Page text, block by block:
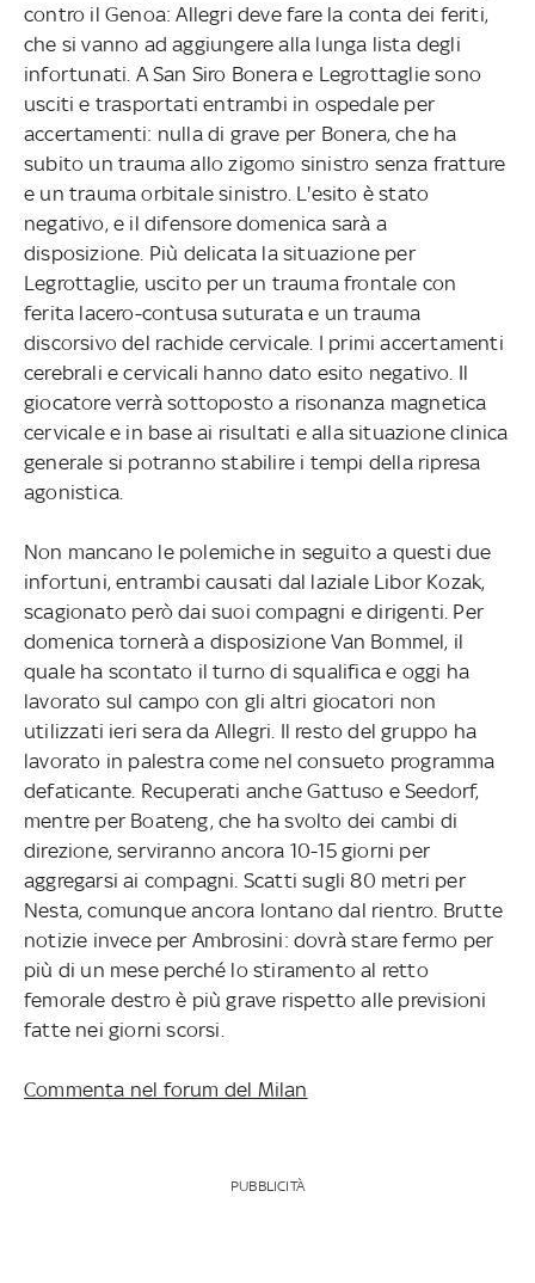
contro il Genoa: Allegri deve fare la conta dei feriti,
che si vanno ad aggiungere alla lunga lista degli
infortunati. A San Siro Bonera e Legrottaglie sono
usciti e trasportati entrambi in ospedale per
accertamenti: nulla di grave per Bonera, che ha
subito un trauma allo zigomo sinistro senza fratture
e un trauma orbitale sinistro. L'esito è stato
negativo, e il difensore domenica sarà a
disposizione. Più delicata la situazione per
Legrottaglie, uscito per un trauma frontale con
ferita lacero-contusa suturata e un trauma
discorsivo del rachide cervicale. I primi accertamenti
cerebrali e cervicali hanno dato esito negativo. Il
giocatore verrà sottoposto a risonanza magnetica
cervicale e in base ai risultati e alla situazione clinica
generale si potranno stabilire i tempi della ripresa
agonistica.
Non mancano le polemiche in seguito a questi due
infortuni, entrambi causati dal laziale Libor Kozak,
scagionato però dai suoi compagni e dirigenti. Per
domenica tornerà a disposizione Van Bommel, il
quale ha scontato il turno di squalifica e oggi ha
lavorato sul campo con gli altri giocatori non
utilizzati ieri sera da Allegri. Il resto del gruppo ha
lavorato in palestra come nel consueto programma
defaticante. Recuperati anche Gattuso e Seedorf,
mentre per Boateng, che ha svolto dei cambi di
direzione, serviranno ancora 10-15 giorni per
aggregarsi ai compagni. Scatti sugli 80 metri per
Nesta, comunque ancora lontano dal rientro. Brutte
notizie invece per Ambrosini: dovrà stare fermo per
più di un mese perché lo stiramento al retto
femorale destro è più grave rispetto alle previsioni
fatte nei giorni scorsi.
Commenta nel forum del Milan
PUBBLICITÀ